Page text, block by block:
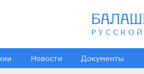
Новости Документы